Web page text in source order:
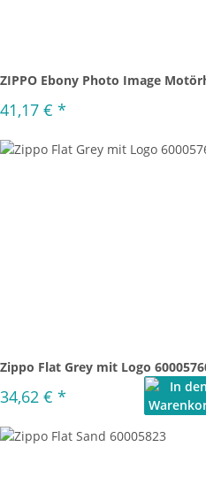
ZIPPO Ebony Photo Image
41,17 € *
Zippo Flat Grey mit Logo
34,62 € *